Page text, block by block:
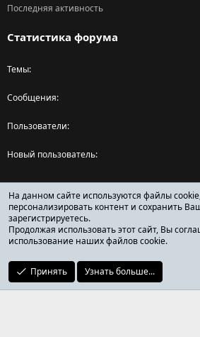
Последняя активность
Статистика форума
Темы
Сообщения
Пользователи
Новый пользователь
Поделиться страницей
Facebook
X (Twitter)
Reddit
ОТЗЫВЫ ОНЛАЙН ФОРУМ
На данном сайте используются файлы
персонализировать контент и сохранить
зарегистрируетесь.
Продолжая использовать этот сайт, Вы
использование наших файлов cookie.
Принять Узнать больше...